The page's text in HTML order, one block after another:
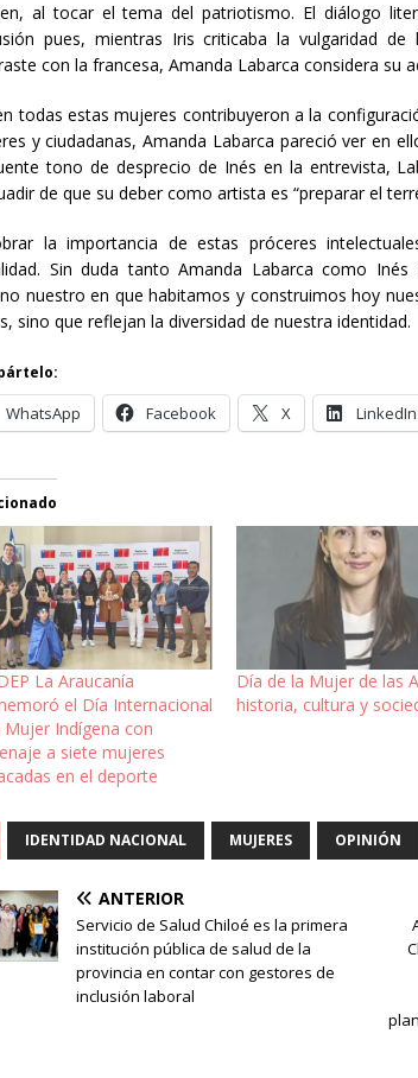
al tocar el tema del patriotismo. El diálogo
pues, mientras Iris criticaba la vulgaridad
con la francesa, Amanda Labarca considera su
todas estas mujeres contribuyeron a la
y ciudadanas, Amanda Labarca pareció ver en
tono de desprecio de Inés en la entrevista,
de que su deber como artista es “preparar el
la importancia de estas próceres
Sin duda tanto Amanda Labarca como
nuestro en que habitamos y construimos hoy
sino que reflejan la diversidad de nuestra identidad.
WhatsApp Facebook X LinkedIn
La Araucanía
el Día Internacional
Mujer Indígena con
a siete mujeres
en el deporte
Día de la Mujer de las
historia, cultura y
IDENTIDAD NACIONAL MUJERES OPINIÓN
ANTERIOR
Servicio de Salud Chiloé es la primera
institución pública de salud de la
provincia en contar con gestores de
inclusión laboral